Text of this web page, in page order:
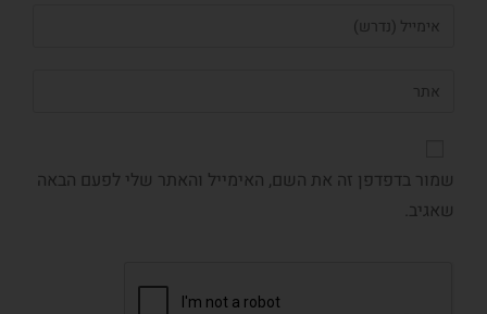
שמור בדפדפן זה את השם, האימייל והאתר שלי לפעם הבאה
שאגיב.